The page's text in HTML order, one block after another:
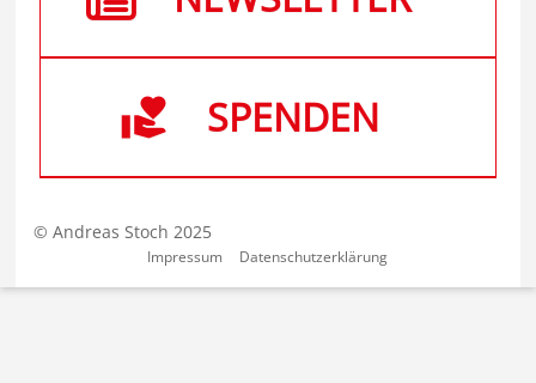
SPENDEN
© Andreas Stoch 2025
Impressum Datenschutzerklärung